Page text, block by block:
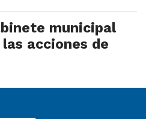
municipal
acciones de